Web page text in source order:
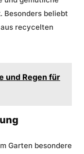
Besonders beliebt
recycelten
und Regen für
Garten besondere